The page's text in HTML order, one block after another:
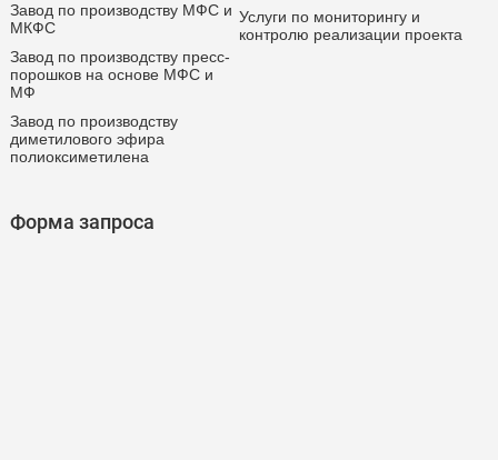
Завод по производству МФС и
МКФС
Завод по производству пресс-
порошков на основе МФС и
МФ
Завод по производству
диметилового эфира
полиоксиметилена
Услуги по мониторингу и
контролю реализации проекта
Форма запроса